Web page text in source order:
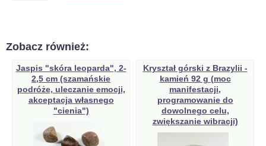
Zobacz również:
Jaspis "skóra leoparda", 2-
2,5 cm (szamańskie
podróże, uleczanie emocji,
akceptacja własnego
"cienia")
Kryształ górski z Brazylii -
kamień 92 g (moc
manifestacji,
programowanie do
dowolnego celu,
zwiększanie wibracji)